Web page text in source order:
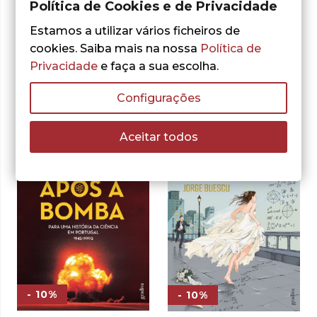
Outras sugestões
- 10% - 10%
Política de Cookies e de Privacidade
Estamos a utilizar vários ficheiros de
cookies. Saiba mais na nossa Política de
Privacidade e faça a sua escolha.
Configurações
Aceitar todos